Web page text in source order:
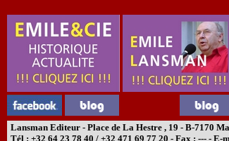
Lansman Editeur - Place de La Hestre , 19 - B-7170
Tél : +32 64 23 78 40 / +32 471 69 77 20 - Fax : --- - E-